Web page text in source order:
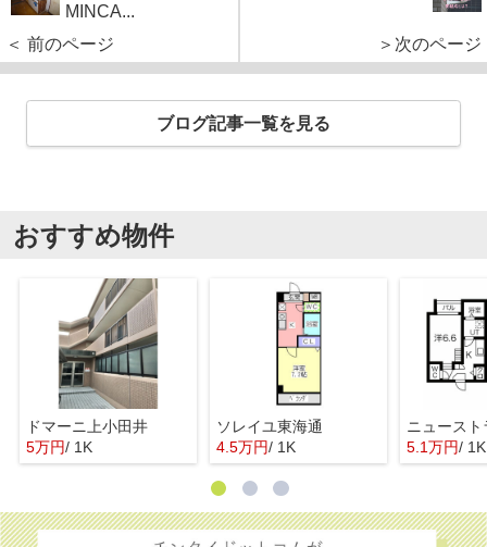
MINCA...
＜ 前のページ
＞次のページ
ブログ記事一覧を見る
おすすめ物件
ドマーニ上小田井
5万円/ 1K
ソレイユ東海通
4.5万円/ 1K
ニュースト
5.1万円/ 1K